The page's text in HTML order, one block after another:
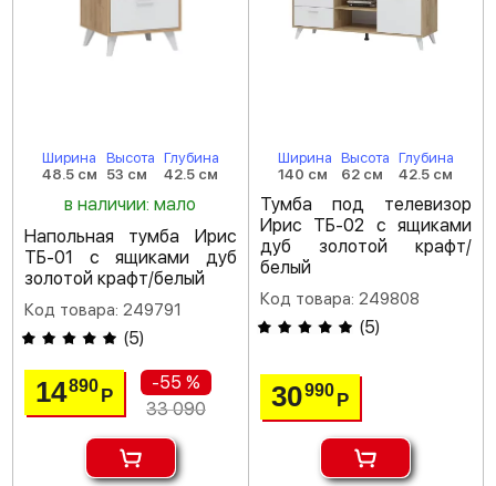
Ширина
48.5 см
Высота
53 см
Глубина
42.5 см
в наличии: мало
Напольная тумба Ирис
ТБ-01 с ящиками дуб
золотой крафт/белый
Код товара: 249791
(5)
14890Р
-55 %
33 090
Ширина
140 см
Высота
62 см
Глубина
42.5 см
Тумба под телевизор
Ирис ТБ-02 с ящиками
дуб золотой крафт/
белый
Код товара: 249808
(5)
30990 Р